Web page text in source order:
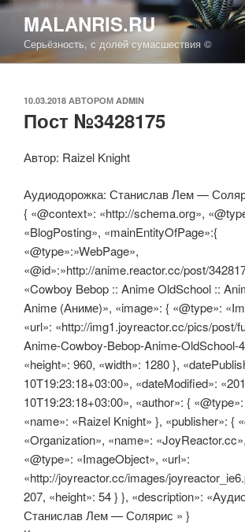
Перейти
содержимому
MALANRIS.RU
Серьёзность, с долей сумасшествия ©
ОПУБЛИКОВАНО
10.03.2018 АВТОРОМ ADMIN
Пост №3428175
Автор: Raizel Knight
Аудиодорожка: Станислав Лем —
{ «@context»: «http://schema.org»,
«BlogPosting», «mainEntityOfPage»:{
«@type»:»WebPage»,
«@id»:»http://anime.reactor.cc/post/
«Cowboy Bebop :: Anime OldSchool ::
Anime (Аниме)», «image»: { «@type»:
«url»: «http://img1.joyreactor.cc/pics/post/
Anime-Cowboy-Bebop-Anime-OldSchool-
«height»: 960, «width»: 1280 },
10T19:23:18+03:00», «dateModified»:
10T19:23:18+03:00», «author»: {
«name»: «Raizel Knight» }, «publisher»: {
«Organization», «name»:
«@type»: «ImageObject», «url»:
«http://joyreactor.cc/images/
207, «height»: 54 } }, «description»:
Станислав Лем — Солярис » }